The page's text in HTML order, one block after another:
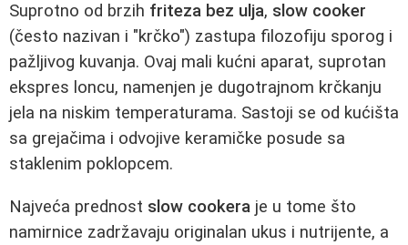
Suprotno od brzih friteza bez ulja, slow cooker
(često nazivan i "krčko") zastupa filozofiju sporog i
pažljivog kuvanja. Ovaj mali kućni aparat, suprotan
ekspres loncu, namenjen je dugotrajnom krčkanju
jela na niskim temperaturama. Sastoji se od kućišta
sa grejačima i odvojive keramičke posude sa
staklenim poklopcem.
Najveća prednost slow cookera je u tome što
namirnice zadržavaju originalan ukus i nutrijente, a